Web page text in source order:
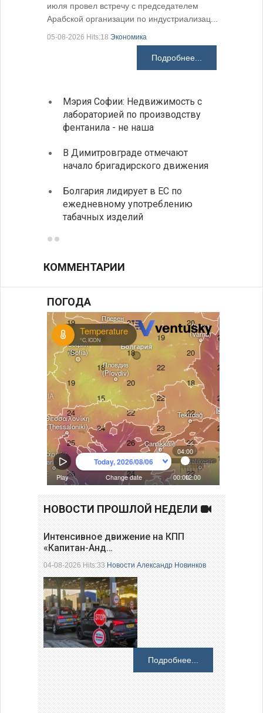
июля провел встречу с председателем
Арабской организации по индустриализац...
05-08-2026 Hits:18 Экономика
Подробнее...
Мэрия Софии: Недвижимость с
лабораторией по производству
фентанила - не наша
В Димитровграде отмечают
начало бригадирского движения
Болгария лидирует в ЕС по
ежедневному употреблению
табачных изделий
КОММЕНТАРИИ
ПОГОДА
НОВОСТИ ПРОШЛОЙ НЕДЕЛИ
Интенсивное движение на КПП
«Капитан-Анд…
04-08-2026 Hits:33Новости Александр Новинков
Подробнее...